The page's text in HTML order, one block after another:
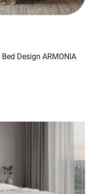
Design ARMONIA